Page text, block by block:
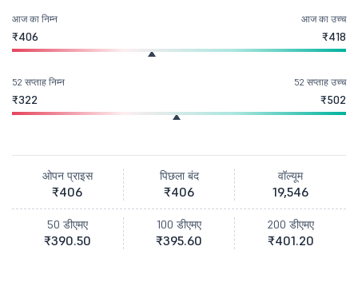
आज का निम्न
₹406
आज का उच्च
₹418
52 सप्ताह निम्न
₹322
52 सप्ताह उच्च
₹502
ओपन प्राइस
₹406
पिछला बंद
₹406
वॉल्यूम
19,546
50 डीएमए
₹390.50
100 डीएमए
₹395.60
200 डीएमए
₹401.20